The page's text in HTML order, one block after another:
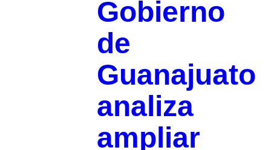
Gobierno
de
Guanajuato
analiza
ampliar